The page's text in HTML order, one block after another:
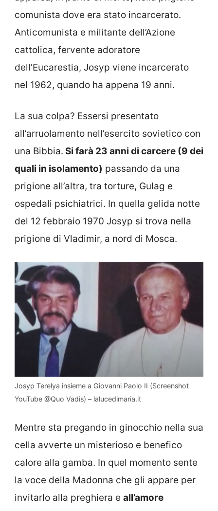
comunista dove era stato incarcerato.
Anticomunista e militante dell’Azione
cattolica, fervente adoratore
dell’Eucarestia, Josyp viene incarcerato
nel 1962, quando ha appena 19 anni.
La sua colpa? Essersi presentato
all’arruolamento nell’esercito sovietico con
una Bibbia. Si farà 23 anni di carcere (9 dei
quali in isolamento) passando da una
prigione all’altra, tra torture, Gulag e
ospedali psichiatrici. In quella gelida notte
del 12 febbraio 1970 Josyp si trova nella
prigione di Vladimir, a nord di Mosca.
Josyp Terelya insieme a Giovanni Paolo II (Screenshot
YouTube @Quo Vadis) – lalucedimaria.it
Mentre sta pregando in ginocchio nella sua
cella avverte un misterioso e benefico
calore alla gamba. In quel momento sente
la voce della Madonna che gli appare per
invitarlo alla preghiera e all’amore